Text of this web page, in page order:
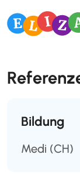
Bildung
Medi (CH)